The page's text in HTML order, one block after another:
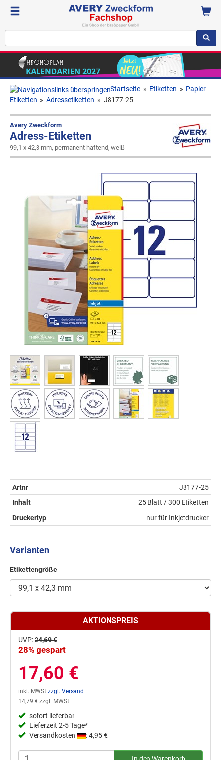
Startseite » Etiketten » Papier
Etiketten » Adressetiketten » J8177-25
Avery Zweckform
Adress-Etiketten
99,1 x 42,3 mm, permanent haftend, weiß
Artnr
J8177-25
Inhalt
25 Blatt / 300 Etiketten
Druckertyp
nur für Inkjetdrucker
Varianten
Etikettengröße
AKTIONSPREIS
UVP:24,69 €
28% gespart
17,60 €
inkl. MWSt zzgl. Versand
14,79 € zzgl. MWSt
sofort lieferbar
Lieferzeit 2-5 Tage*
Versandkosten
: 4,95 €